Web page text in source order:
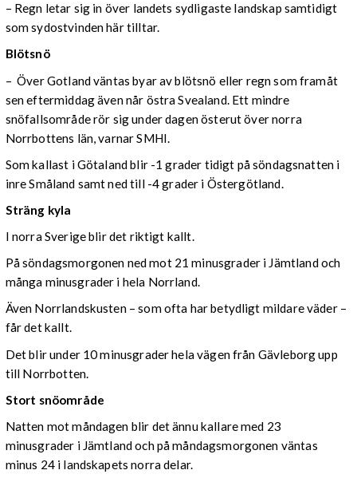
– Regn letar sig in över landets sydligaste landskap samtidigt
som sydostvinden här tilltar.
Blötsnö
– Över Gotland väntas byar av blötsnö eller regn som framåt
sen eftermiddag även når östra Svealand. Ett mindre
snöfallsområde rör sig under dagen österut över norra
Norrbottens län, varnar SMHI.
Som kallast i Götaland blir -1 grader tidigt på söndagsnatten i
inre Småland samt ned till -4 grader i Östergötland.
Sträng kyla
I norra Sverige blir det riktigt kallt.
På söndagsmorgonen ned mot 21 minusgrader i Jämtland och
många minusgrader i hela Norrland.
Även Norrlandskusten – som ofta har betydligt mildare väder –
får det kallt.
Det blir under 10 minusgrader hela vägen från Gävleborg upp
till Norrbotten.
Stort snöområde
Natten mot måndagen blir det ännu kallare med 23
minusgrader i Jämtland och på måndagsmorgonen väntas
minus 24 i landskapets norra delar.